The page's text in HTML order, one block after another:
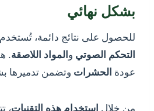
بشكل نهائي
للحصول على نتائج دائمة، تُستخدم
التحكم الصوتي والمواد اللاصقة.
عودة الحشرات وتضمن تدميرها
من خلال استخدام هذه التقنيات،